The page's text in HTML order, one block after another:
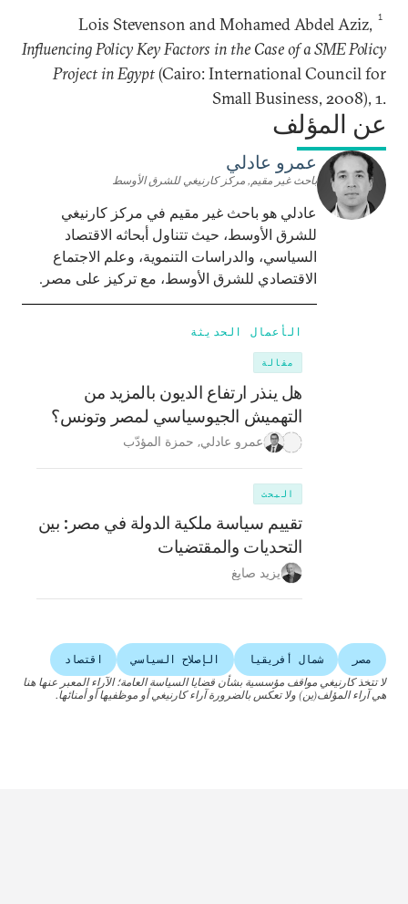
1
Lois Stevenson and Mohamed Abdel Aziz,
Influencing Policy Key Factors in the Case of a SME Policy
Project in Egypt(Cairo: International Council for
Small Business, 2008), 1.
عن المؤلف
عمرو عادلي
باحث غير مقيم, مركز كارنيغي للشرق الأوسط
عادلي هو باحث غير مقيم في مركز كارنيغي
للشرق الأوسط، حيث تتناول أبحاثه الاقتصاد
السياسي، والدراسات التنموية، وعلم الاجتماع
الاقتصادي للشرق الأوسط، مع تركيز على مصر.
الأعمال الحديثة
مقالة
هل ينذر ارتفاع الديون بالمزيد من
التهميش الجيوسياسي لمصر وتونس؟
عمرو عادلي, حمزة المؤدّب
البحث
تقييم سياسة ملكية الدولة في مصر: بين
التحديات والمقتضيات
يزيد صايغ
مصر شمال أفريقيا الإصلاح السياسي
اقتصاد
لا تتخذ كارنيغي مواقف مؤسسية بشأن قضايا السياسة العامة؛ الآراء المعبر عنها هنا
هي آراء المؤلف(ين) ولا تعكس بالضرورة آراء كارنيغي أو موظفيها أو أمنائها.